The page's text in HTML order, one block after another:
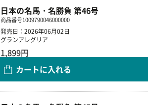
日本の名馬・名勝負 第46号
商品番号1009790046000000
発売日：2026年06月02日
グランアレグリア
1,899円
カートに入れる